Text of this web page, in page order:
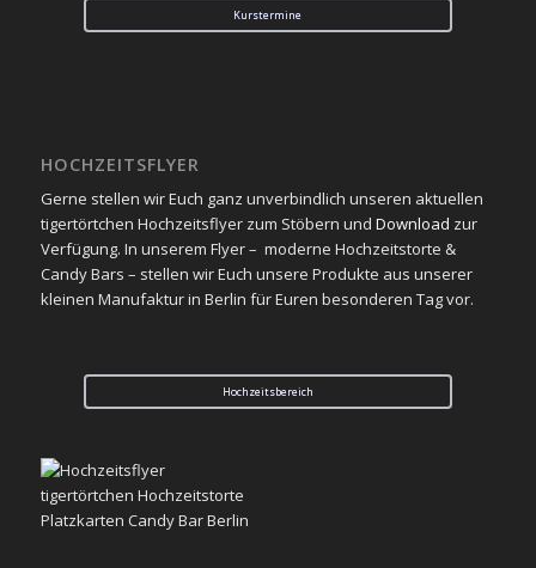
Kurstermine
HOCHZEITSFLYER
Gerne stellen wir Euch ganz unverbindlich unseren aktuellen
tigertörtchen Hochzeitsflyer zum Stöbern und Download zur
Verfügung. In unserem Flyer – moderne Hochzeitstorte &
Candy Bars – stellen wir Euch unsere Produkte aus unserer
kleinen Manufaktur in Berlin für Euren besonderen Tag vor.
Hochzeitsbereich